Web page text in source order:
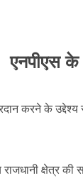
एनपीएस के
करने के
क्षेत्र की